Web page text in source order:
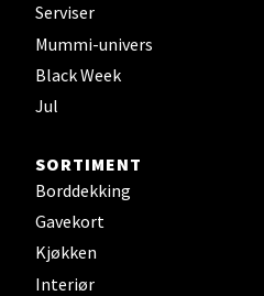
Serviser
Mummi-univers
Black Week
Jul
SORTIMENT
Borddekking
Gavekort
Kjøkken
Interiør
Steinkjer - Thon
Sjøfartsgata 2, 7714